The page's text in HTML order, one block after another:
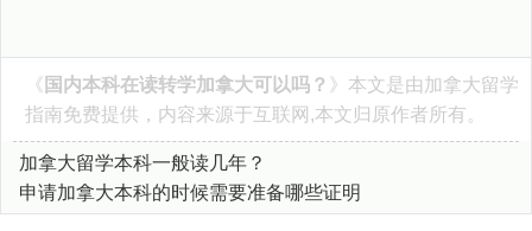
《 国内本科在读转学加拿大可以吗？ 》本文是由加拿大留学
指南免费提供，内容来源于互联网,本文归原作者所有。
加拿大留学本科一般读几年？
申请加拿大本科的时候需要准备哪些证明